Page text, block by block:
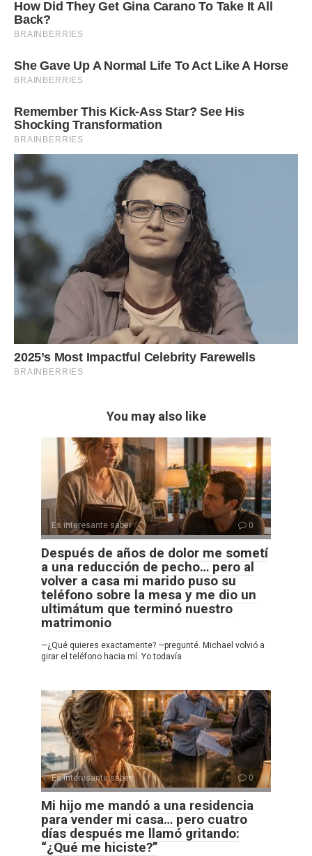
You may also like
Es interesante saber 0
Después de años de dolor me sometí
a una reducción de pecho… pero al
volver a casa mi marido puso su
teléfono sobre la mesa y me dio un
ultimátum que terminó nuestro
matrimonio
—¿Qué quieres exactamente? —pregunté. Michael volvió a
girar el teléfono hacia mí. Yo todavía
Es interesante saber 0
Mi hijo me mandó a una residencia
para vender mi casa… pero cuatro
días después me llamó gritando:
“¿Qué me hiciste?”